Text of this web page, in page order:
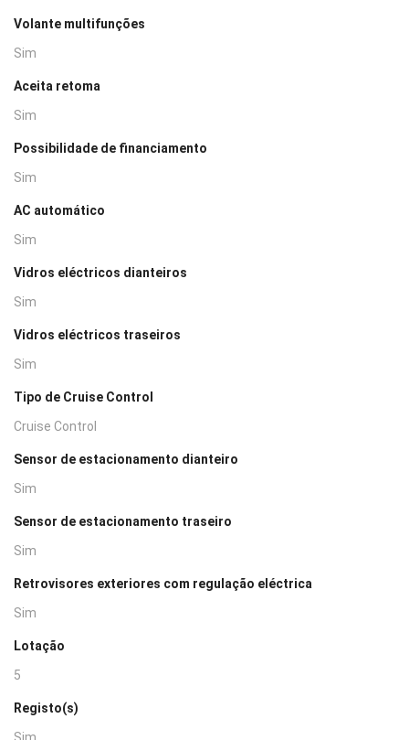
Volante multifunções
Sim
Aceita retoma
Sim
Possibilidade de financiamento
Sim
AC automático
Sim
Vidros eléctricos dianteiros
Sim
Vidros eléctricos traseiros
Sim
Tipo de Cruise Control
Cruise Control
Sensor de estacionamento dianteiro
Sim
Sensor de estacionamento traseiro
Sim
Retrovisores exteriores com regulação eléctrica
Sim
Lotação
5
Registo(s)